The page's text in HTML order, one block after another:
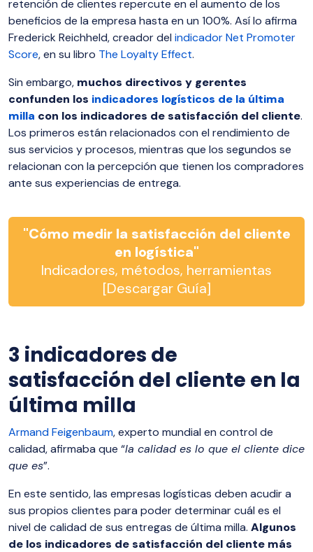
retención de clientes repercute en el aumento de los
beneficios de la empresa hasta en un 100%. Así lo afirma
Frederick Reichheld, creador del indicador Net Promoter
Score, en su libro The Loyalty Effect.
Sin embargo, muchos directivos y gerentes
confunden los indicadores logísticos de la última
milla con los indicadores de satisfacción del cliente.
Los primeros están relacionados con el rendimiento de
sus servicios y procesos, mientras que los segundos se
relacionan con la percepción que tienen los compradores
ante sus experiencias de entrega.
"Cómo medir la satisfacción del cliente
en logística"
Indicadores, métodos, herramientas
[Descargar Guía]
3 indicadores de
satisfacción del cliente en la
última milla
Armand Feigenbaum, experto mundial en control de
calidad, afirmaba que “la calidad es lo que el cliente dice
que es”.
En este sentido, las empresas logísticas deben acudir a
sus propios clientes para poder determinar cuál es el
nivel de calidad de sus entregas de última milla. Algunos
de los indicadores de satisfacción del cliente más